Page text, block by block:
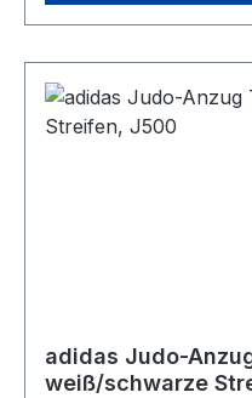
adidas Judo-
weiß/schwarze